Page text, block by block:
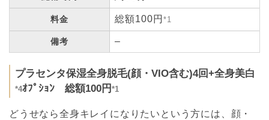
料金 総額100円 *1
備考 –
プラセンタ保湿全身脱毛(顔・VIO含む)4回+全身美白
*4ｵﾌﾟｼｮﾝ 総額100円 *1
どうせなら全身キレイになりたいという方には、顔・